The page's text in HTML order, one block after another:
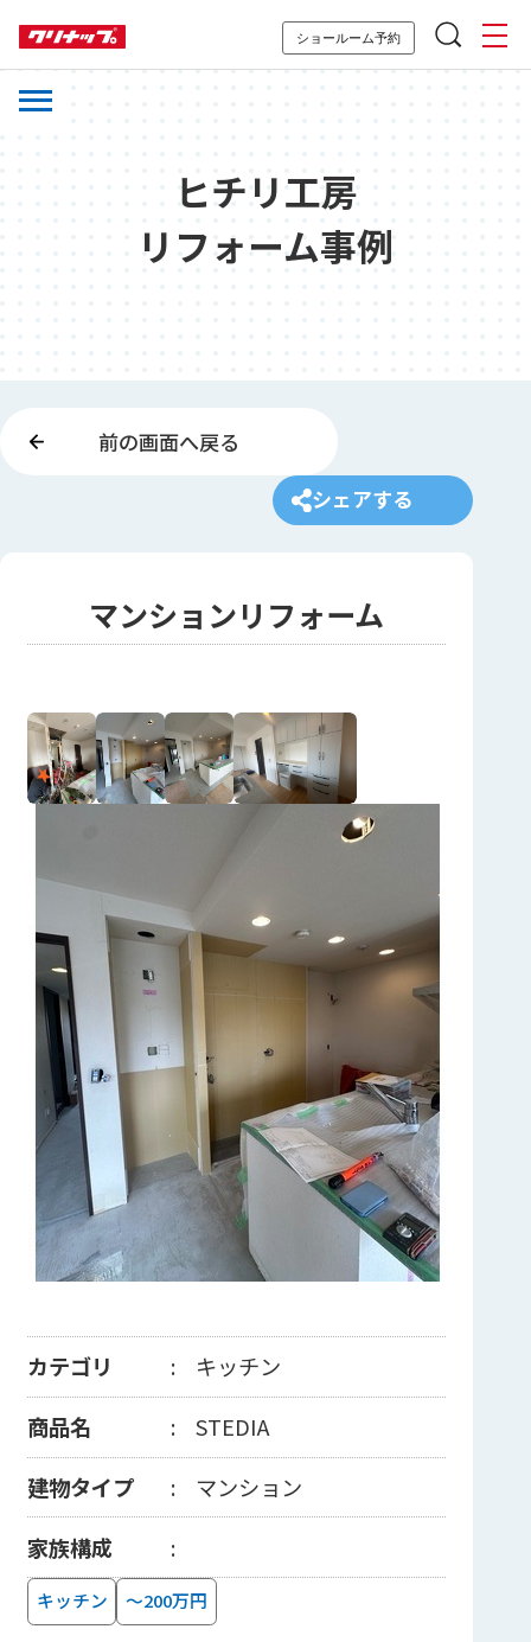
ショールーム予約
ヒチリ工房
リフォーム事例
前の画面へ戻る
シェアする
マンションリフォーム
カテゴリ
キッチン
商品名
STEDIA
建物タイプ
マンション
家族構成
キッチン ～200万円